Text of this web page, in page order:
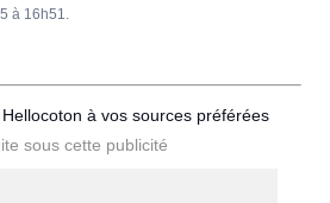
à 16h51.
à vos sources préférées